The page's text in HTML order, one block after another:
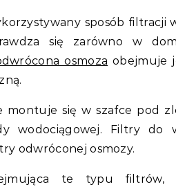
sposób filtracji
się zarówno w
osmoza obejmuje
się w szafce pod
wodociągowej. Filtry do
odwróconej osmozy.
te typu filtrów,